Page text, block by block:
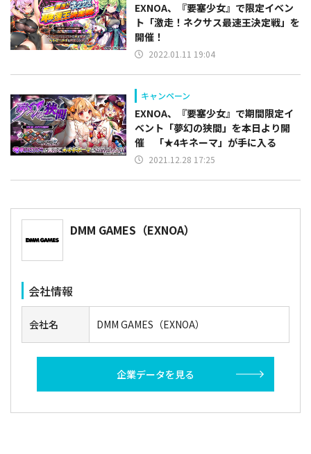
EXNOA、『要塞少女』で限定イベン
ト「激走！ネクサス最速王決定戦」を
開催！
2022.01.11 19:04
キャンペーン
EXNOA、『要塞少女』で期間限定イ
ベント「夢幻の狭間」を本日より開
催 「★4キネーマ」が手に入る
2021.12.28 17:25
DMM GAMES（EXNOA）
会社情報
会社名 DMM GAMES（EXNOA）
企業データを見る